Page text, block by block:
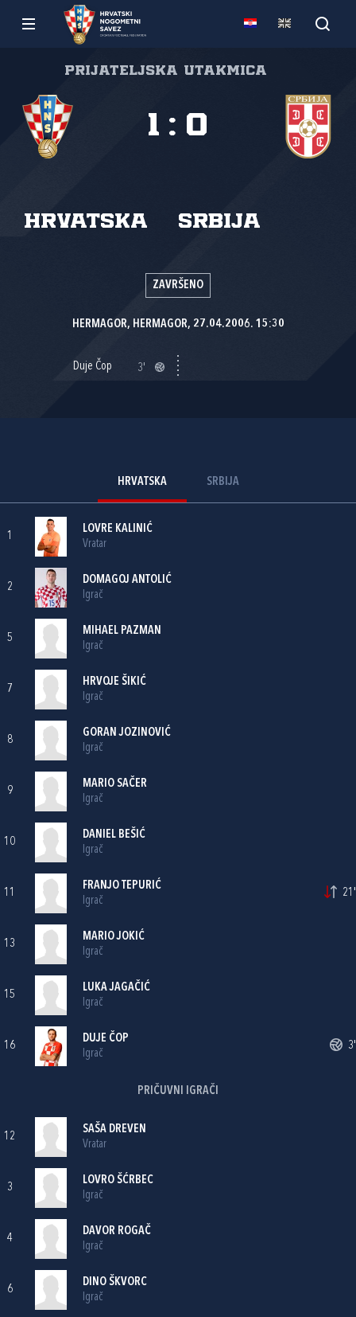
Prijateljska utakmica
Hrvatska Srbija
1 : 0
ZAVRŠENO
HERMAGOR, HERMAGOR, 27.04.2006. 15:30
Duje Čop 3'
HRVATSKA SRBIJA
1
LOVRE KALINIĆ
Vratar
2
DOMAGOJ ANTOLIĆ
Igrač
5
MIHAEL PAZMAN
Igrač
7
HRVOJE ŠIKIĆ
Igrač
8
GORAN JOZINOVIĆ
Igrač
9
MARIO SAČER
Igrač
10
DANIEL BEŠIĆ
Igrač
11
FRANJO TEPURIĆ
Igrač
21'
13
MARIO JOKIĆ
Igrač
15
LUKA JAGAČIĆ
Igrač
16
DUJE ČOP
Igrač
3'
PRIČUVNI IGRAČI
12
SAŠA DREVEN
Vratar
3
LOVRO ŠĆRBEC
Igrač
4
DAVOR ROGAČ
Igrač
6
DINO ŠKVORC
Igrač